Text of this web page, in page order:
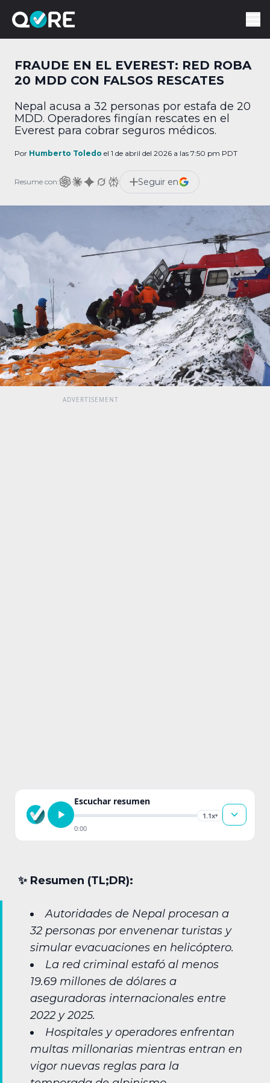
FRAUDE EN EL EVEREST: RED ROBA
20 MDD CON FALSOS RESCATES
Nepal acusa a 32 personas por estafa de 20
MDD. Operadores fingían rescates en el
Everest para cobrar seguros médicos.
Por Humberto Toledo el 1 de abril del 2026 a las 7:50 pm PDT
Resume con: Seguir en
Escuchar resumen
1.1x▾
0:00
✨︎ Resumen (TL;DR):
Autoridades de Nepal procesan a
32 personas por envenenar turistas y
simular evacuaciones en helicóptero.
La red criminal estafó al menos
19.69 millones de dólares a
aseguradoras internacionales entre
2022 y 2025.
Hospitales y operadores enfrentan
multas millonarias mientras entran en
vigor nuevas reglas para la